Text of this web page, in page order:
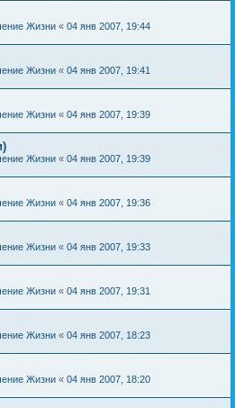
Жизни « 04 янв 2007, 19:44
Жизни « 04 янв 2007, 19:41
Жизни « 04 янв 2007, 19:39
Жизни « 04 янв 2007, 19:39
Жизни « 04 янв 2007, 19:36
Жизни « 04 янв 2007, 19:33
Жизни « 04 янв 2007, 19:31
Жизни « 04 янв 2007, 18:23
Жизни « 04 янв 2007, 18:20